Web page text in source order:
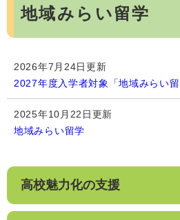
地域みらい留学
2026年7月24日更新
2027年度入学者対象「地域みらい
2025年10月22日更新
地域みらい留学
高校魅力化の支援